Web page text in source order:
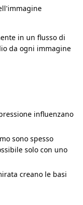
in un flusso di
da ogni immagine
influenzano
sono spesso
solo con uno
creano le basi